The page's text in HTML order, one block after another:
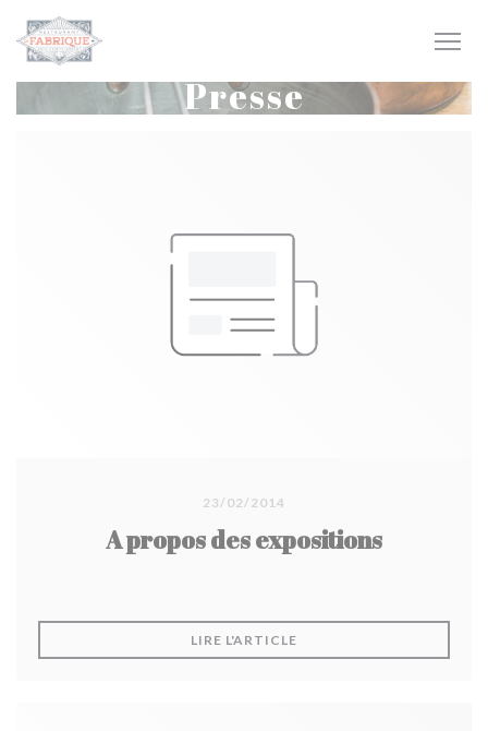
Personnalisation de vos choix en matière de cookies
Presse
23/02/2014
A propos des expositions
LIRE L'ARTICLE((OUVRE UNE NOUVELLE